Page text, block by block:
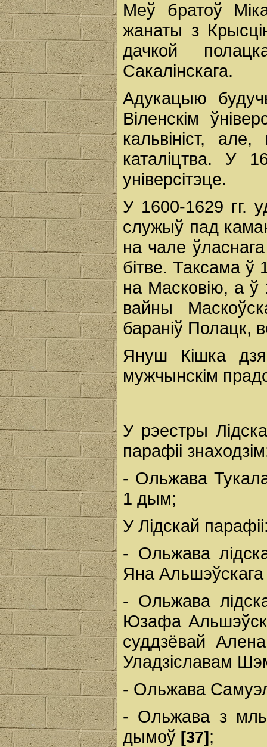
Меў братоў
жанаты з
дачкой
Сакалінскага.
Адукацыю
Віленскім
кальвініст,
каталіцтва. У
універсітэце.
У 1600-1629 гг.
служыў пад
на чале
бітве. Таксама ў
на Масковію, а
вайны
бараніў Полацк,
Януш Кішка
мужчынскім
У рэестры
парафіі
- Ольжава
1 дым;
У Лідскай
- Ольжава
Яна
- Ольжава
Юзафа
суддзёвай
Уладзіславам
- Ольжава
- Ольжава з
дымоў [37] ;